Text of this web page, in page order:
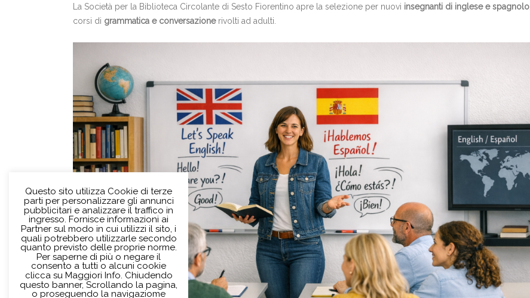
La Società per la Biblioteca Circolante di Sesto Fiorentino apre la selezione per nuovi insegnanti di inglese e spagnolo
corsi di grammatica e conversazionerivolti ad adulti.
Questo sito utilizza Cookie di terze
parti per personalizzare gli annunci
pubblicitari e analizzare il traffico in
ingresso. Fornisce informazioni ai
Partner sul modo in cui utilizzi il sito, i
quali potrebbero utilizzarle secondo
quanto previsto delle proprie norme.
Per saperne di più o negare il
consento a tutti o alcuni cookie
clicca su Maggiori Info. Chiudendo
questo banner, Scrollando la pagina,
o proseguendo la navigaziome